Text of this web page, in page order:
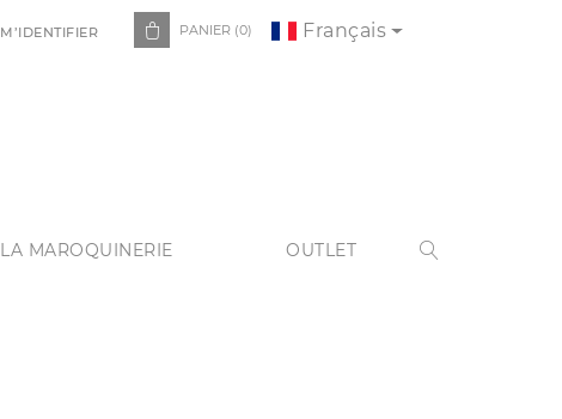
M’IDENTIFIER  PANIER (0) Français
LA MAROQUINERIE OUTLET 